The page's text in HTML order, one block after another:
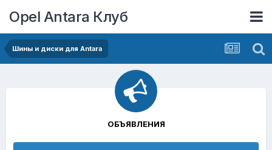
Opel Antara Клуб
Шины и диски для Antara
ОБЪЯВЛЕНИЯ